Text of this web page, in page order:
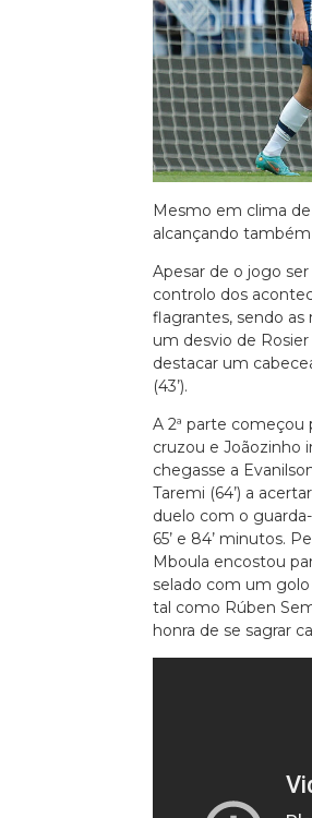
Euro 2020
Mesmo em clima
alcançando
Apesar de o jogo
controlo dos
flagrantes, sendo as
um desvio de
destacar um
(43’).
A 2ª parte
cruzou e Joãozinho
chegasse a
Taremi (64’) a
duelo com o
65’ e 84’ minutos.
Mboula encostou
selado com um
tal como Rúben
honra de se sagrar